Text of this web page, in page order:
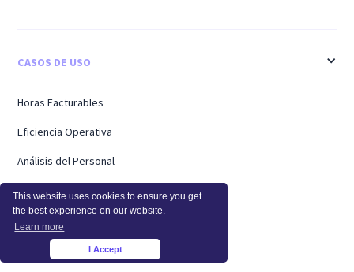
This website uses cookies to ensure you get
the best experience on our website.
Learn more
I Accept
CASOS DE USO
Horas Facturables
Eficiencia Operativa
Análisis del Personal
Empresas
Trabajadores Remotos